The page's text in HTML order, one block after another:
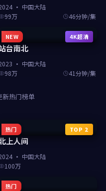
· 中国大陆
99万
46分钟/集
NEW 4K超清
台南北
· 中国大陆
98万
41分钟/集
新热门榜单
热门 TOP 2
上人间
· 中国大陆
100万
热门